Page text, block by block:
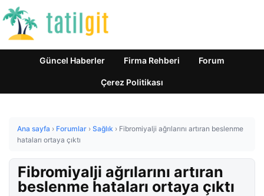
Güncel Haberler Firma Rehberi Forum
Çerez Politikası
Ana sayfa › Forumlar › Sağlık › Fibromiyalji ağrılarını artıran beslenme
hataları ortaya çıktı
Fibromiyalji ağrılarını artıran
beslenme hataları ortaya çıktı